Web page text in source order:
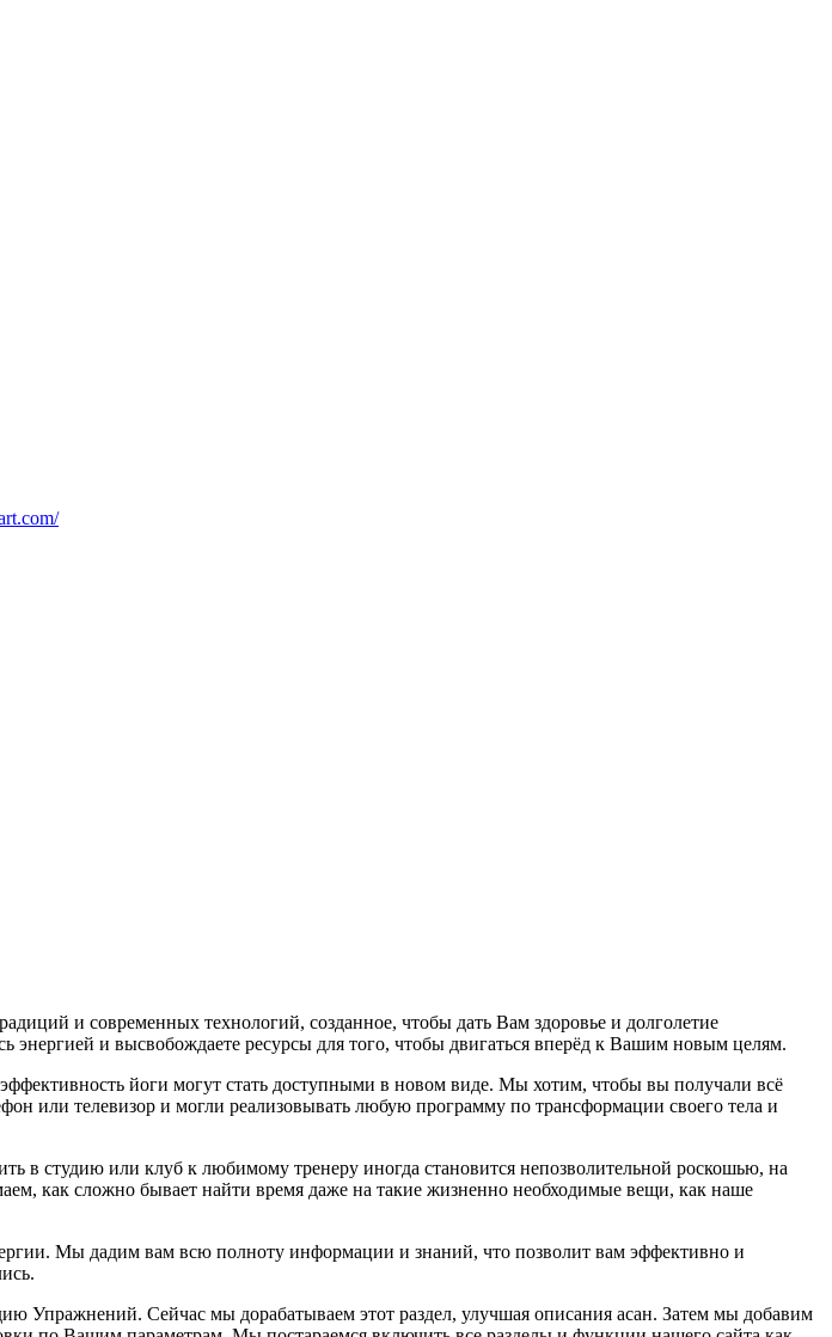
и современных технологий, созданное, чтобы дать Вам здоровье и долголетие
и высвобождаете ресурсы для того, чтобы двигаться вперёд к Вашим новым целям.
йоги могут стать доступными в новом виде. Мы хотим, чтобы вы получали всё
или телевизор и могли реализовывать любую программу по трансформации своего тела и
в студию или клуб к любимому тренеру иногда становится непозволительной роскошью, на
как сложно бывает найти время даже на такие жизненно необходимые вещи, как наше
Мы дадим вам всю полноту информации и знаний, что позволит вам эффективно и
Упражнений. Сейчас мы дорабатываем этот раздел, улучшая описания асан. Затем мы добавим